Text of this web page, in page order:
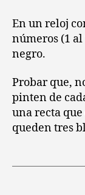
En un reloj
números (1 al
negro.
Probar que,
pinten de
una recta
queden tres